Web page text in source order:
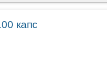
капс